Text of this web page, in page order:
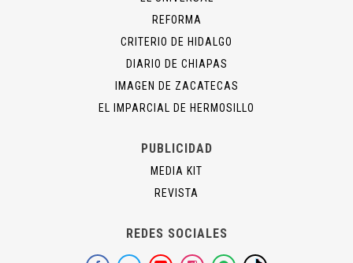
REFORMA
CRITERIO DE HIDALGO
DIARIO DE CHIAPAS
IMAGEN DE ZACATECAS
EL IMPARCIAL DE HERMOSILLO
PUBLICIDAD
MEDIA KIT
REVISTA
REDES SOCIALES